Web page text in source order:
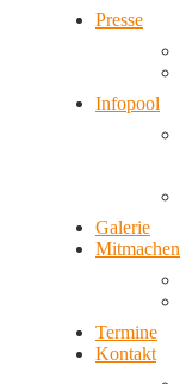
Presse
Infopool
Galerie
Mitmachen
Termine
Kontakt